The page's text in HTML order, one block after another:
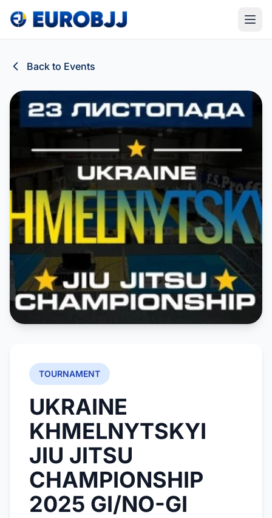
Back to Events
TOURNAMENT
UKRAINE
KHMELNYTSKYI
JIU JITSU
CHAMPIONSHIP
2025 GI/NO-GI